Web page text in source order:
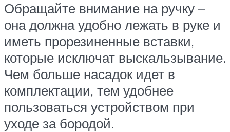
Обращайте внимание на ручку –
она должна удобно лежать в руке и
иметь прорезиненные вставки,
которые исключат выскальзывание.
Чем больше насадок идет в
комплектации, тем удобнее
пользоваться устройством при
уходе за бородой.